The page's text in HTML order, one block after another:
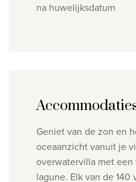
na huwelijksdatum
Geniet van de zon en
oceaanzicht vanuit je
overwatervilla met een
lagune. Elk van de 140